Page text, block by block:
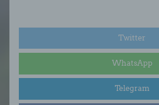
Twitter
WhatsApp
Telegram